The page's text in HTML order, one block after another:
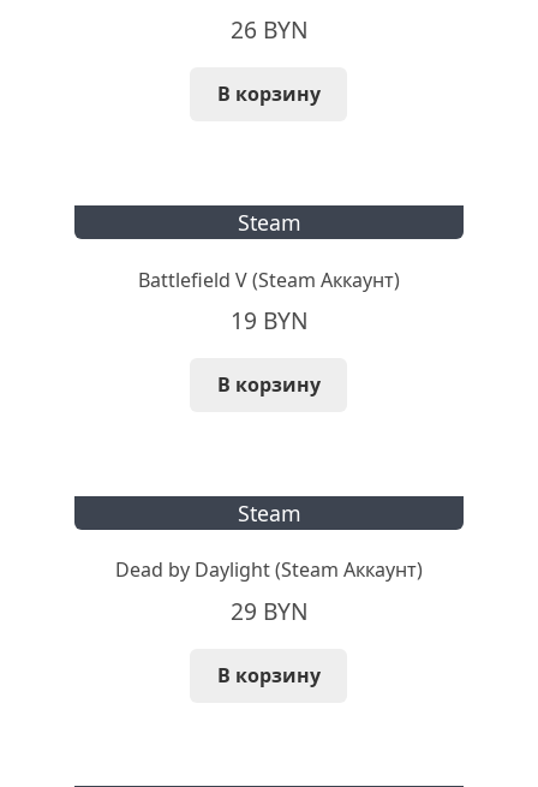
26 BYN
В корзину
Steam
Battlefield V (Steam Аккаунт)
19 BYN
В корзину
Steam
Dead by Daylight (Steam Аккаунт)
29 BYN
В корзину